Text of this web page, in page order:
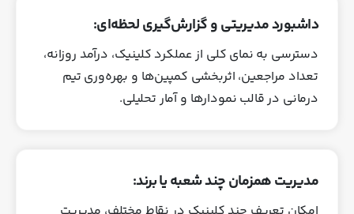
داشبورد مدیریتی و گزارش‌گیری لحظه‌ای:
دسترسی به نمای کلی از عملکرد کلینیک، درآمد روزانه،
تعداد مراجعین، اثربخشی کمپین‌ها و بهره‌وری تیم
درمانی در قالب نمودارها و آمار تحلیلی.
مدیریت همزمان چند شعبه یا برند: